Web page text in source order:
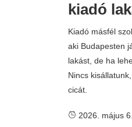
kiadó
Kiadó másfél
aki Budapesten
lakást, de ha
Nincs
cicát.
2026. május 6.